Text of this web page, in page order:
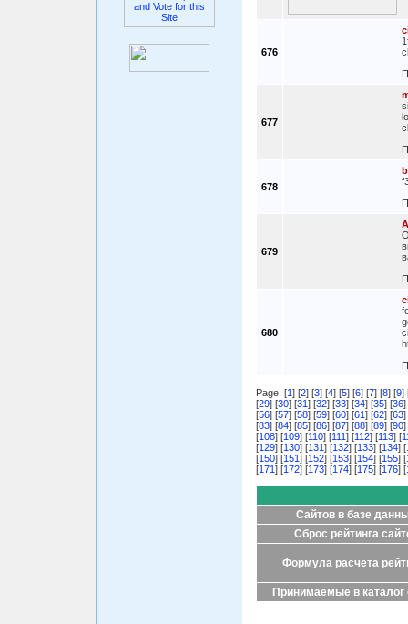
676
677
678
679
680
Page: [1] [2] [3] [4] [5] [6] [7] [8] [9]
[29] [30] [31] [32] [33] [34] [35] [36]
[56] [57] [58] [59] [60] [61] [62] [63]
[83] [84] [85] [86] [87] [88] [89] [90]
[108] [109] [110] [111] [112] [113] [
[129] [130] [131] [132] [133] [134] [
[150] [151] [152] [153] [154] [155] [
[171] [172] [173] [174] [175] [176] [
Сайтов в базе
Сброс рейтинга
Формула расчета
Принимаемые в каталог